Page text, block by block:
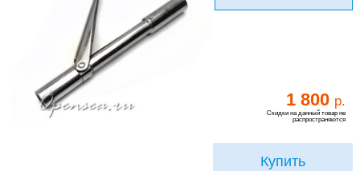
1 800 р.
Скидки на данный товар не
распространяются
Купить